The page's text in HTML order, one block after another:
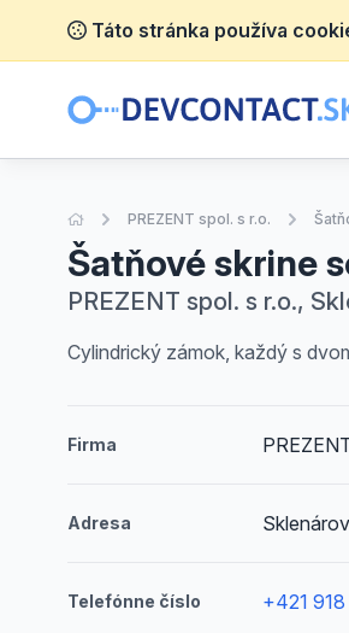
Táto stránka používa
Úvodná stránka
PREZENT spol. s r.o.
Šatňové skrine
PREZENT spol. s r.o.,
Cylindrický zámok, každý s
Firma
Adresa
Telefónne číslo +421